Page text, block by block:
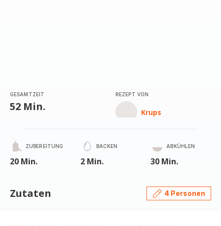
GESAMTZEIT
52 Min.
REZEPT VON
Krups
ZUBEREITUNG
20 Min.
BACKEN
2 Min.
ABKÜHLEN
30 Min.
Zutaten 4 Personen